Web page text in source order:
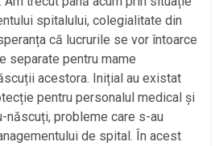
spitalului, colegialitate din
că lucrurile se vor întoarce
separate pentru mame
acestora. Inițial au existat
pentru personalul medical și
născuți, probleme care s-au
de spital. În acest